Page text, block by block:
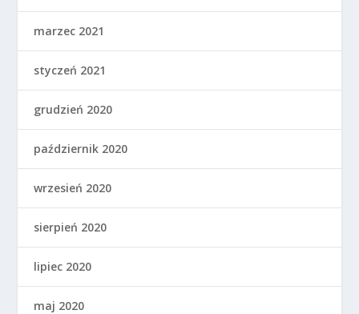
marzec 2021
styczeń 2021
grudzień 2020
październik 2020
wrzesień 2020
sierpień 2020
lipiec 2020
maj 2020